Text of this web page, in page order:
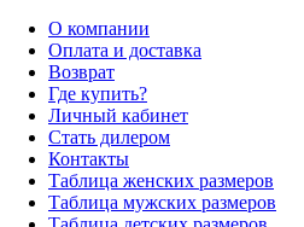
О компании
Оплата и доставка
Возврат
Где купить?
Личный кабинет
Стать дилером
Контакты
Таблица женских размеров
Таблица мужских размеров